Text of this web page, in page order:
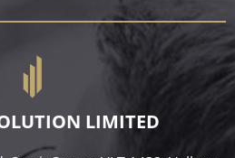
LIMITED